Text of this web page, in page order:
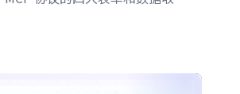
飞书多维表格、Jotform 和
的 AI 办公工作流。